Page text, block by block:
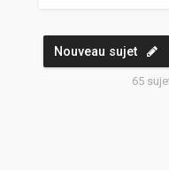
Nouveau sujet
65